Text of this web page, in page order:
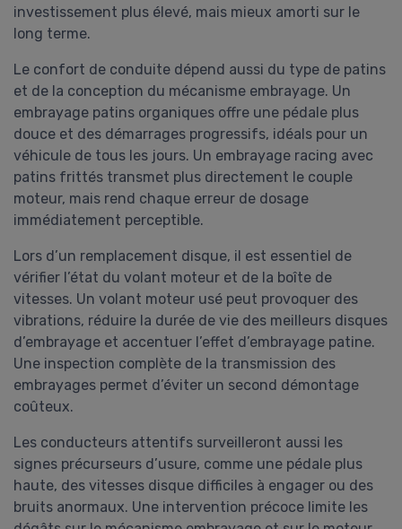
investissement plus élevé, mais mieux amorti sur le
long terme.
Le confort de conduite dépend aussi du type de patins
et de la conception du mécanisme embrayage. Un
embrayage patins organiques offre une pédale plus
douce et des démarrages progressifs, idéals pour un
véhicule de tous les jours. Un embrayage racing avec
patins frittés transmet plus directement le couple
moteur, mais rend chaque erreur de dosage
immédiatement perceptible.
Lors d’un remplacement disque, il est essentiel de
vérifier l’état du volant moteur et de la boîte de
vitesses. Un volant moteur usé peut provoquer des
vibrations, réduire la durée de vie des meilleurs disques
d’embrayage et accentuer l’effet d’embrayage patine.
Une inspection complète de la transmission des
embrayages permet d’éviter un second démontage
coûteux.
Les conducteurs attentifs surveilleront aussi les
signes précurseurs d’usure, comme une pédale plus
haute, des vitesses disque difficiles à engager ou des
bruits anormaux. Une intervention précoce limite les